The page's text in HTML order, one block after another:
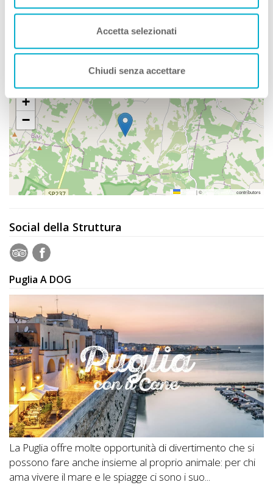
Accetta selezionati
Chiudi senza accettare
Nei Dintorni con Animali
+
−
|© contributors
Social della Struttura
Puglia A DOG
La Puglia offre molte opportunità di divertimento che si
possono fare anche insieme al proprio animale: per chi
ama vivere il mare e le spiagge ci sono i suo...